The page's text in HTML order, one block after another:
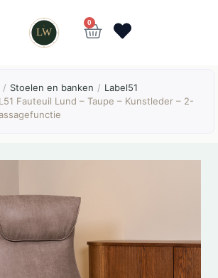
LW
0
/ Stoelen en banken / Label51
Fauteuil Lund – Taupe – Kunstleder – 2-